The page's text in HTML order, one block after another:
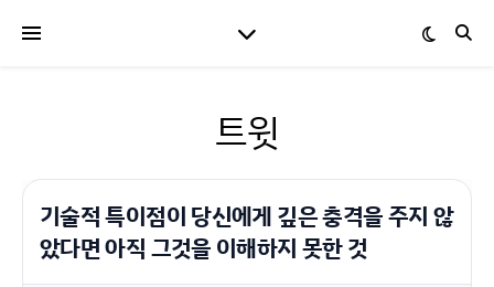
트윗
기술적 특이점이 당신에게 깊은 충격을 주지 않
았다면 아직 그것을 이해하지 못한 것